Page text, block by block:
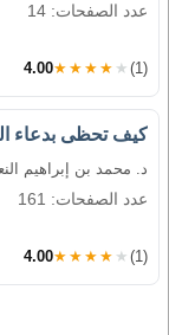
عدد الصفحات: 14
4.00★★★★★ (1)
كيف تحظى بدعاء
د. محمد بن إبراهيم
عدد الصفحات: 161
4.00★★★★★ (1)